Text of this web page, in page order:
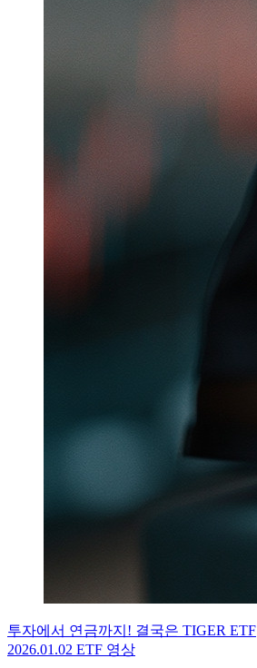
투자에서 연금까지! 결국은 TIGER ETF
2026.01.02 ETF 영상